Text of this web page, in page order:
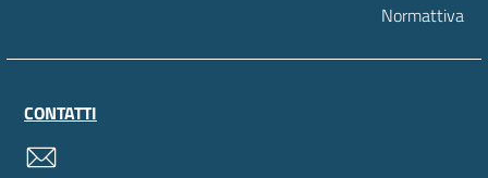
Normattiva
CONTATTI